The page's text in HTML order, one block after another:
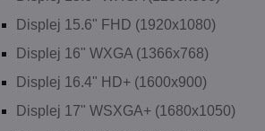
Displej 15.6" FHD (1920x1080)
Displej 16" WXGA (1366x768)
Displej 16.4" HD+ (1600x900)
Displej 17" WSXGA+ (1680x1050)